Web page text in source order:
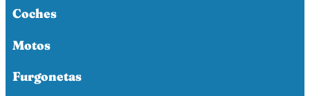
Coches
Motos
Furgonetas